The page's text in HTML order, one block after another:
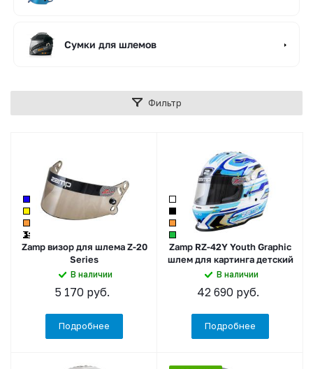
Сумки для шлемов
Фильтр
+9
Zamp визор для шлема Z-20
Series
В наличии
5 170руб.
Подробнее
Zamp RZ-42Y Youth Graphic
шлем для картинга детский
В наличии
42 690руб.
Подробнее